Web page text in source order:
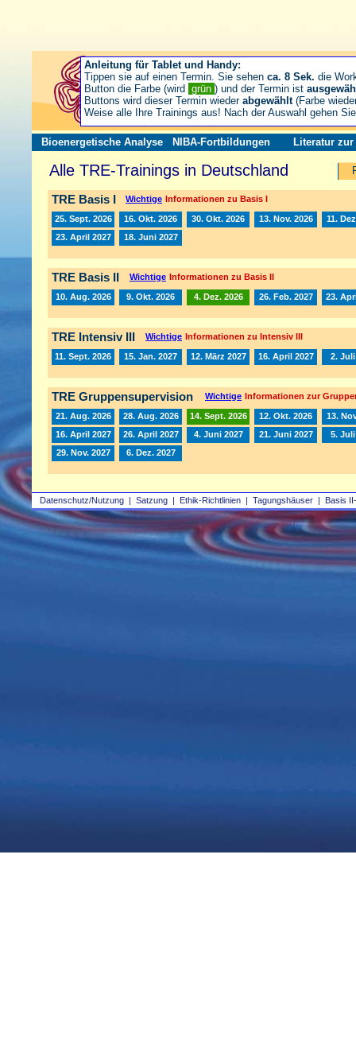
Datenschutz/Nutzung | Satzung | Ethik-Richtlinien | Tagungshäuser | Basis
Bioenergetische Analyse NIBA-Fortbildungen Literatur zur
Alle TRE-Trainings in Deutschland
TRE Basis I Wichtige Informationen zu Basis I
25. Sept. 2026 16. Okt. 2026 30. Okt. 2026 13. Nov. 2026
11.
23. April 2027
18. Juni 2027
TRE Basis II Wichtige Informationen zu Basis II
10. Aug. 2026 9. Okt. 2026 4. Dez. 2026 26. Feb. 2027 23.
TRE Intensiv III Wichtige Informationen zu Intensiv III
11. Sept. 2026 15. Jan. 2027 12. März 2027 16. April 2027 2. Juli
TRE Gruppensupervision Wichtige Informationen zur
21. Aug. 2026 28. Aug. 2026 14. Sept. 2026 12. Okt. 2026
13.
16. April 2027
26. April 2027 4. Juni 2027 21. Juni 2027
5. Juli
29. Nov. 2027
6. Dez. 2027
Anleitung für Tablet und Handy:
Tippen sie auf einen Termin. Sie sehen ca. 8 Sek. die
Button die Farbe (wird grün ) und der Termin ist
Buttons wird dieser Termin wieder abgewählt(Farbe
Weise alle Ihre Trainings aus! Nach der Auswahl gehen